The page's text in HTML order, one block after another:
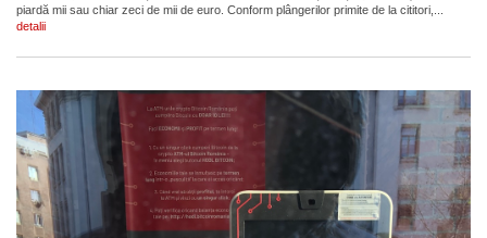
piardă mii sau chiar zeci de mii de euro. Conform plângerilor primite de la cititori,...
detalii